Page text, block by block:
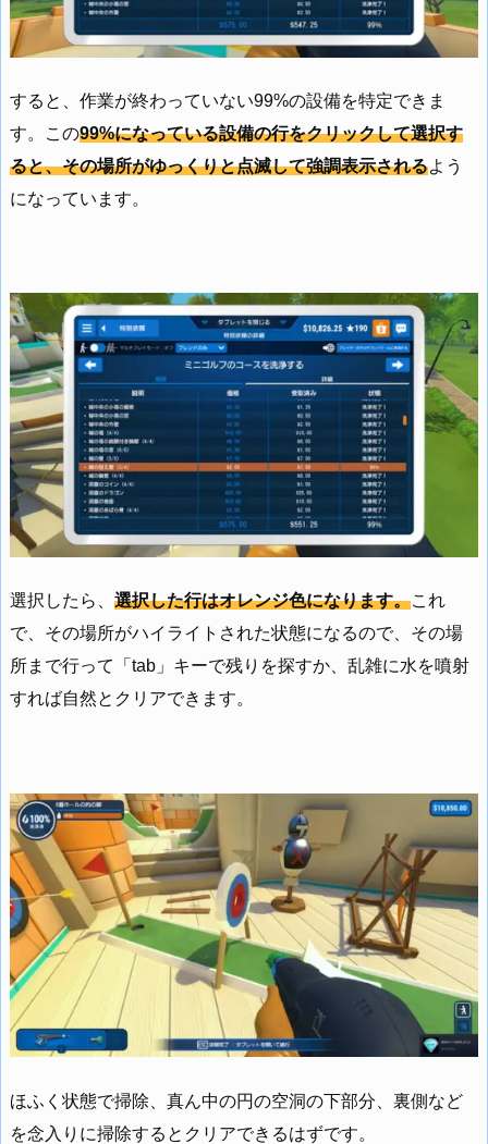
すると、作業が終わっていない99%の設備を特定できま
す。この99%になっている設備の行をクリックして選択す
ると、その場所がゆっくりと点滅して強調表示されるよう
になっています。
選択したら、 選択した行はオレンジ色になります。これ
で、その場所がハイライトされた状態になるので、その場
所まで行って「tab」キーで残りを探すか、乱雑に水を噴射
すれば自然とクリアできます。
ほふく状態で掃除、真ん中の円の空洞の下部分、裏側など
を念入りに掃除するとクリアできるはずです。